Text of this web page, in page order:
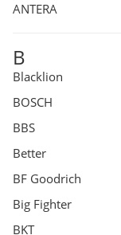
ANTERA
B
Blacklion
BOSCH
BBS
Better
BF Goodrich
Big Fighter
BKT